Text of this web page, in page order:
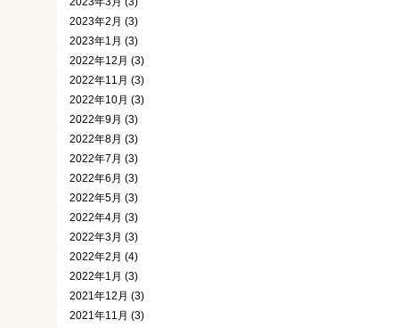
2023年2月 (3)
2023年1月 (3)
2022年12月 (3)
2022年11月 (3)
2022年10月 (3)
2022年9月 (3)
2022年8月 (3)
2022年7月 (3)
2022年6月 (3)
2022年5月 (3)
2022年4月 (3)
2022年3月 (3)
2022年2月 (4)
2022年1月 (3)
2021年12月 (3)
2021年11月 (3)